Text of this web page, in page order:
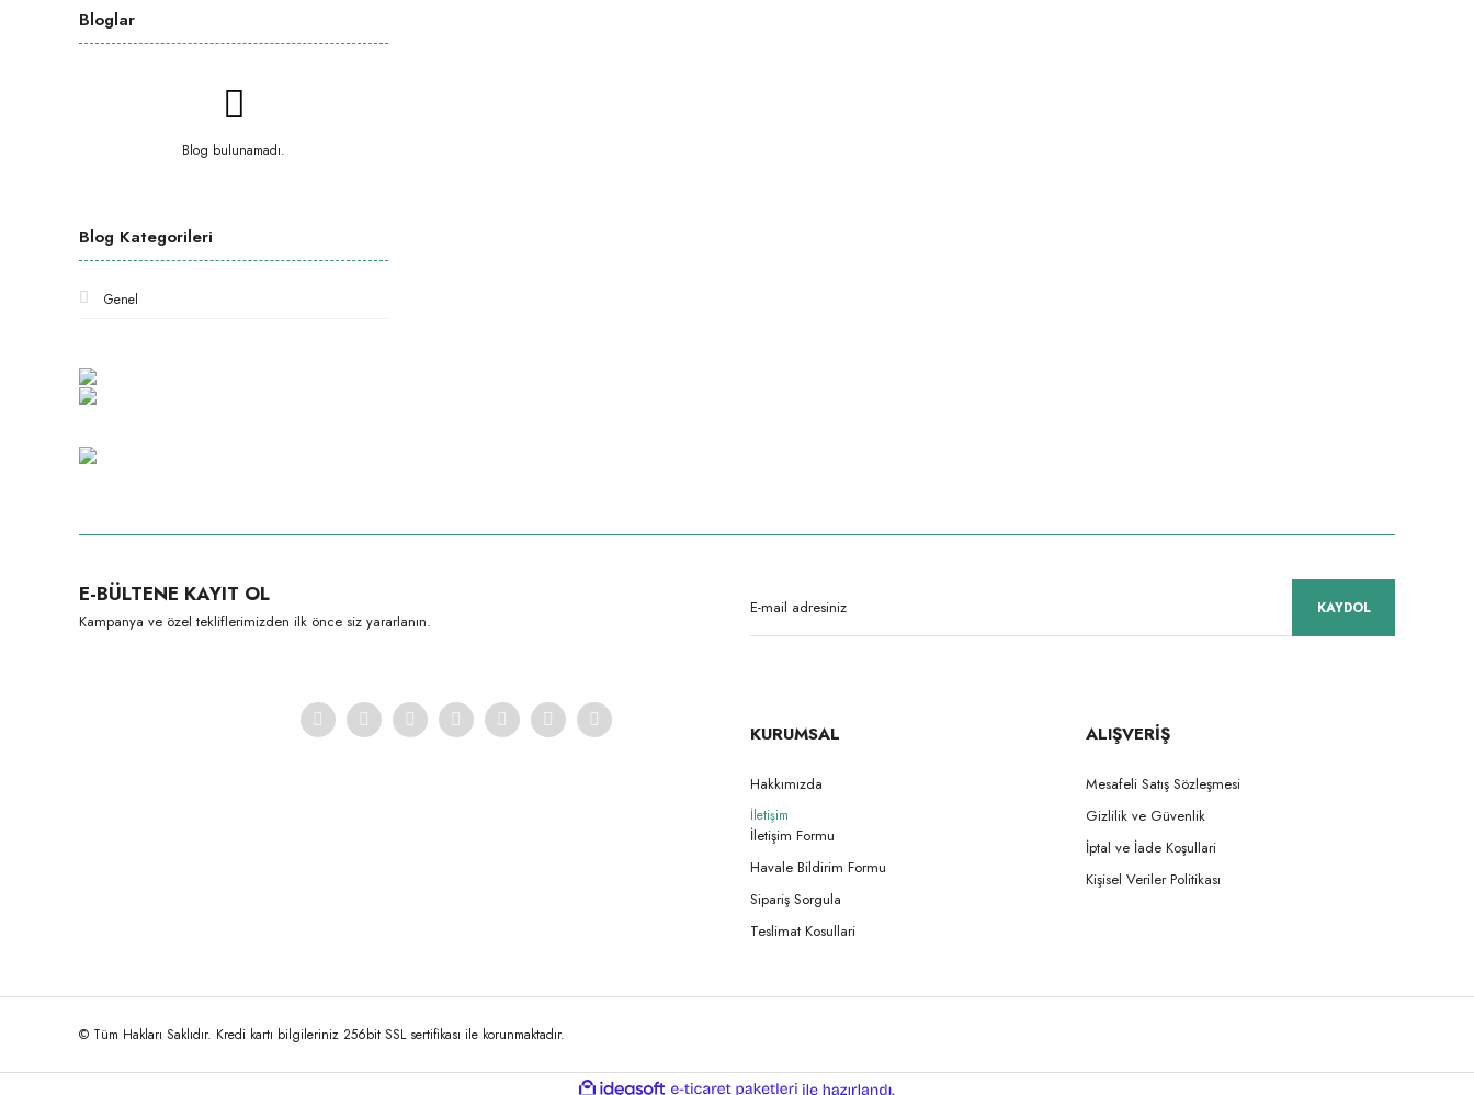
Bloglar
Blog bulunamadı.
Blog Kategorileri
Genel
E-BÜLTENE KAYIT OL
Kampanya ve özel tekliflerimizden ilk önce siz yararlanın.
KAYDOL
KURUMSAL
Hakkımızda
İletişim
İletişim Formu
Havale Bildirim Formu
Sipariş Sorgula
Teslimat Kosullari
ALIŞVERİŞ
Mesafeli Satış Sözleşmesi
Gizlilik ve Güvenlik
İptal ve İade Koşullari
Kişisel Veriler Politikası
© Tüm Hakları Saklıdır. Kredi kartı bilgileriniz 256bit SSL sertifikası ile korunmaktadır.
ideasoft e-